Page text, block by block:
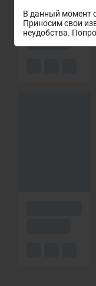
В данный момент
Приносим свои
неудобства.